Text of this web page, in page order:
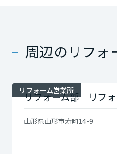
周辺のリフォ
リフォーム営業所
リフォーム部 リフォ
山形県山形市寿町14-9